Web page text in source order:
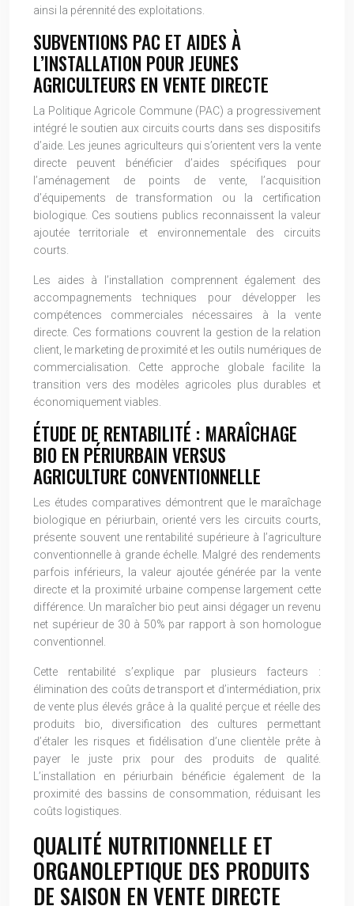
ainsi la pérennité des exploitations.
SUBVENTIONS PAC ET AIDES À
L’INSTALLATION POUR JEUNES
AGRICULTEURS EN VENTE DIRECTE
La Politique Agricole Commune (PAC) a progressivement
intégré le soutien aux circuits courts dans ses dispositifs
d’aide. Les jeunes agriculteurs qui s’orientent vers la vente
directe peuvent bénéficier d’aides spécifiques pour
l’aménagement de points de vente, l’acquisition
d’équipements de transformation ou la certification
biologique. Ces soutiens publics reconnaissent la valeur
ajoutée territoriale et environnementale des circuits
courts.
Les aides à l’installation comprennent également des
accompagnements techniques pour développer les
compétences commerciales nécessaires à la vente
directe. Ces formations couvrent la gestion de la relation
client, le marketing de proximité et les outils numériques de
commercialisation. Cette approche globale facilite la
transition vers des modèles agricoles plus durables et
économiquement viables.
ÉTUDE DE RENTABILITÉ : MARAÎCHAGE
BIO EN PÉRIURBAIN VERSUS
AGRICULTURE CONVENTIONNELLE
Les études comparatives démontrent que le maraîchage
biologique en périurbain, orienté vers les circuits courts,
présente souvent une rentabilité supérieure à l’agriculture
conventionnelle à grande échelle. Malgré des rendements
parfois inférieurs, la valeur ajoutée générée par la vente
directe et la proximité urbaine compense largement cette
différence. Un maraîcher bio peut ainsi dégager un revenu
net supérieur de 30 à 50% par rapport à son homologue
conventionnel.
Cette rentabilité s’explique par plusieurs facteurs :
élimination des coûts de transport et d’intermédiation, prix
de vente plus élevés grâce à la qualité perçue et réelle des
produits bio, diversification des cultures permettant
d’étaler les risques et fidélisation d’une clientèle prête à
payer le juste prix pour des produits de qualité.
L’installation en périurbain bénéficie également de la
proximité des bassins de consommation, réduisant les
coûts logistiques.
QUALITÉ NUTRITIONNELLE ET
ORGANOLEPTIQUE DES PRODUITS
DE SAISON EN VENTE DIRECTE